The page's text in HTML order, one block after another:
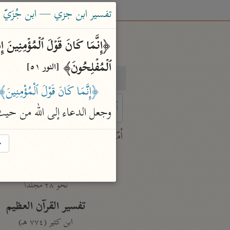
بحث
characters for results.
أمّهات
نحو ٢٨ مجلدًا
تفسير القرآن العظيم
ابن كثير (٧٧٤ هـ)
تفسير ابن جزي — ابن جُزَيّ (٧٤١
ٱلۡمُفۡلِحُونَ﴾ [النور ٥١]
﴿إِنَّمَا كَانَ قَوْلَ
وجعل الدعاء إلى الله من